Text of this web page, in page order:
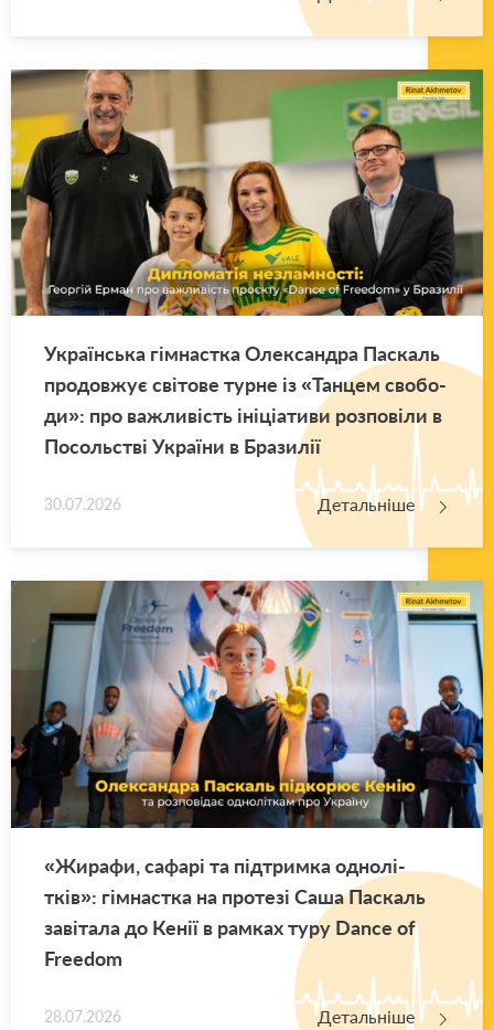
Укра­їн­ська гім­нас­тка Оле­ксан­дра Па­скаль
про­дов­жує сві­то­ве турне із «Тан­цем сво­бо­
ди»: про ва­жли­вість іні­ці­а­ти­ви роз­по­ві­ли в
По­соль­стві Укра­ї­ни в Бра­зи­лії
30.07.2026 Детальніше
«Жи­ра­фи, са­фа­рі та під­трим­ка одно­лі­
тків»: гім­нас­тка на про­те­зі Саша Па­скаль
за­ві­та­ла до Кенії в рам­ках туру Dance of
Freedom
28.07.2026 Детальніше